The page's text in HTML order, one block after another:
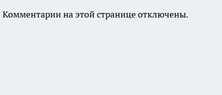
Комментарии на этой странице отключены.